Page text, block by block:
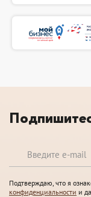
Подтверждаю, что я
конфиденциальности и